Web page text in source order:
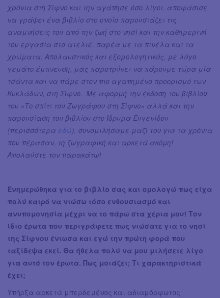
χρόνια στη Σίφνο και την αγάπησε όσο λίγοι, αποφάσισε
να γράψει ένα βιβλίο στο οποίο παρουσιάζει τις
αναμνήσεις του από την ζωή στο νησί και την καθημερινή
του εργασία στο ατελιέ, παρέα με τα πινέλα και τα
χρώματα. Απολαυστικός και εξομολογητικός, με λόγο
γεμάτο έμπνευση, μας παροτρύνει να πάρουμε τώρα μία
τσάντα και να πάμε στον πιο αγαπημένο προορισμό των
Κυκλάδων, στη Σίφνο. Με αφορμή την έκδοση του βιβλίου
του «Το σπίτι του Ζωγράφου στη Σίφνο» αλλά και την
παρουσίαση του βιβλίου στο Ίδρυμα Ευγενίδου
(περισσότερα εδώ), συνομιλήσαμε μαζί του για τα χρόνια
που πέρασαν, τη ζωγραφική και αρκετά ακόμη!
Απολαύστε τον παρακάτω!
Ενημερώθηκα για το βιβλίο σας και ομολογώ πως είχα
πολύ καιρό να νιώσω τόσο ενθουσιασμό και
ανυπομονησία μέχρι να το πάρω στα χέρια μου! Τον
ίδιο έρωτα που περιγράφετε πως νιώσατε για το νησί
της Σίφνου ένιωσα και εγώ την πρώτη φορά που
ταξίδεψα εκεί. Θα ήθελα πολύ να μου μιλήσετε λίγο
για αυτό τον έρωτα. Πως μοιάζει; Τι χαρακτηριστικά
έχει;
Υπήρξα αρκετά μπερδεμένος και αδιαμόρφωτος